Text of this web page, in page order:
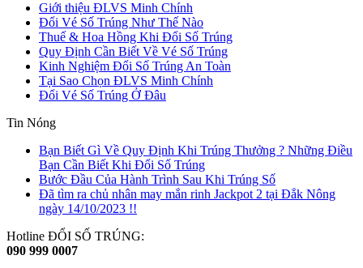
Giới thiệu ĐLVS Minh Chính
Đổi Vé Số Trúng Như Thế Nào
Thuế & Hoa Hồng Khi Đổi Số Trúng
Quy Định Cần Biết Về Vé Số Trúng
Kinh Nghiệm Đổi Số Trúng An Toàn
Tại Sao Chọn ĐLVS Minh Chính
Đổi Vé Số Trúng Ở Đâu
Tin Nóng
Bạn Biết Gì Về Quy Định Khi Trúng Thưởng ? Những Điều
Bạn Cần Biết Khi Đổi Số Trúng
Bước Đầu Của Hành Trình Sau Khi Trúng Số
Đã tìm ra chủ nhân may mắn rinh Jackpot 2 tại Đắk Nông
ngày 14/10/2023 !!
Hotline ĐỔI SỐ TRÚNG:
090 999 0007